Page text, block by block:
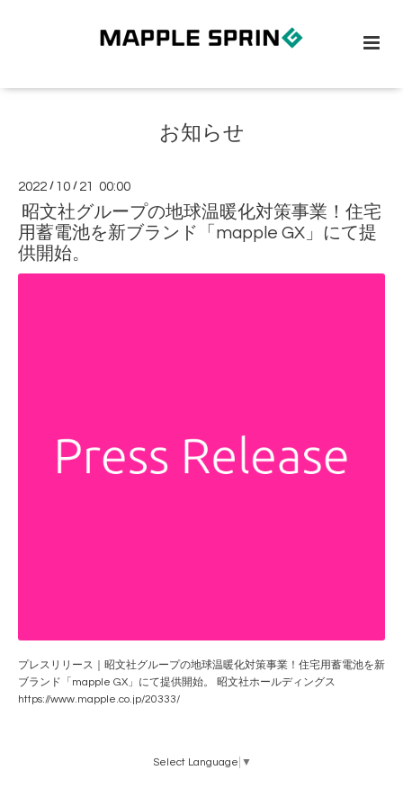
お知らせ
2022 / 10 / 21 00:00
昭文社グループの地球温暖化対策事業！住宅
用蓄電池を新ブランド「mapple GX」にて提
供開始。
プレスリリース｜昭文社グループの地球温暖化対策事業！住宅用蓄電池を新
ブランド「mapple GX」にて提供開始。 昭文社ホールディングス
https://www.mapple.co.jp/20333/
Select Language ▼